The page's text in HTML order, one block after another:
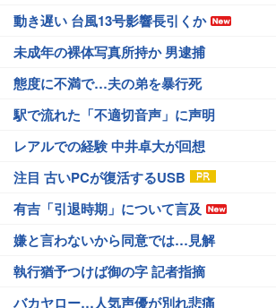
動き遅い 台風13号影響長引くか
未成年の裸体写真所持か 男逮捕
態度に不満で…夫の弟を暴行死
駅で流れた「不適切音声」に声明
レアルでの経験 中井卓大が回想
注目 古いPCが復活するUSB
有吉「引退時期」について言及
嫌と言わないから同意では…見解
執行猶予つけば御の字 記者指摘
バカヤロー…人気声優が別れ悲痛